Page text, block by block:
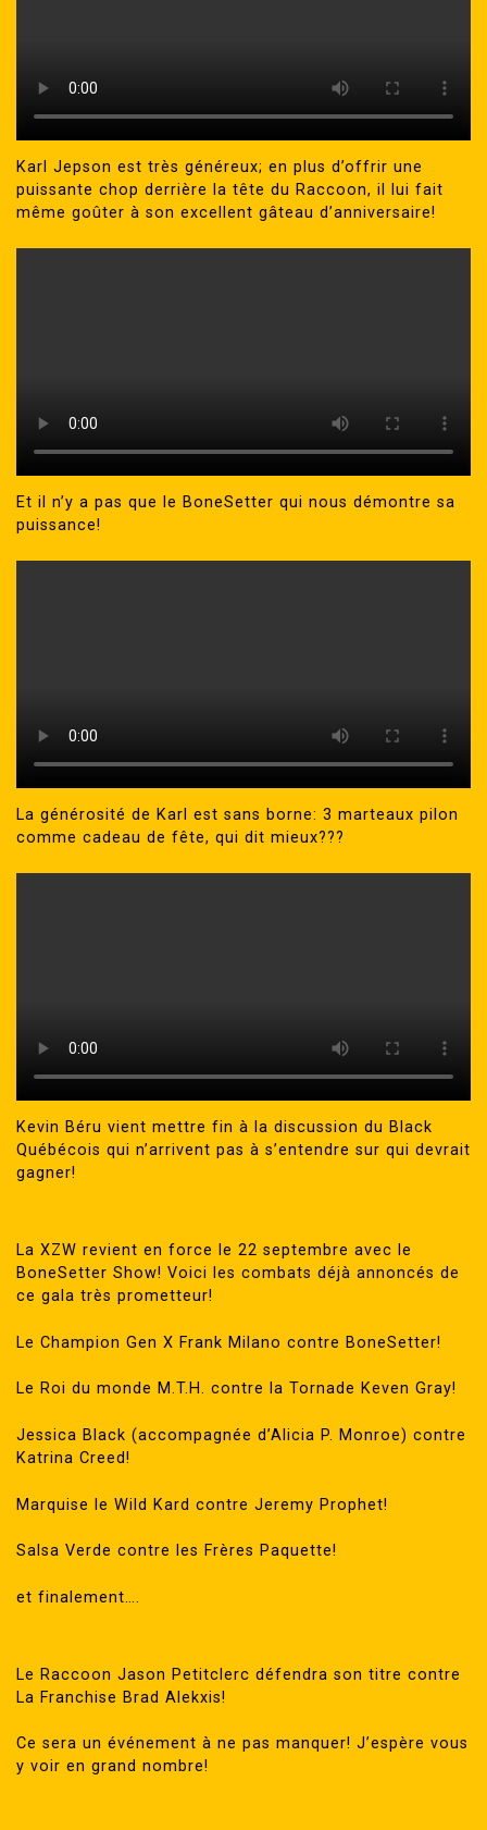
Karl Jepson est très généreux; en plus d’offrir une
puissante chop derrière la tête du Raccoon, il lui fait
même goûter à son excellent gâteau d’anniversaire!
Et il n’y a pas que le BoneSetter qui nous démontre sa
puissance!
La générosité de Karl est sans borne: 3 marteaux pilon
comme cadeau de fête, qui dit mieux???
Kevin Béru vient mettre fin à la discussion du Black
Québécois qui n’arrivent pas à s’entendre sur qui devrait
gagner!
La XZW revient en force le 22 septembre avec le
BoneSetter Show! Voici les combats déjà annoncés de
ce gala très prometteur!
Le Champion Gen X Frank Milano contre BoneSetter!
Le Roi du monde M.T.H. contre la Tornade Keven Gray!
Jessica Black (accompagnée d’Alicia P. Monroe) contre
Katrina Creed!
Marquise le Wild Kard contre Jeremy Prophet!
Salsa Verde contre les Frères Paquette!
et finalement….
Le Raccoon Jason Petitclerc défendra son titre contre
La Franchise Brad Alekxis!
Ce sera un événement à ne pas manquer! J’espère vous
y voir en grand nombre!